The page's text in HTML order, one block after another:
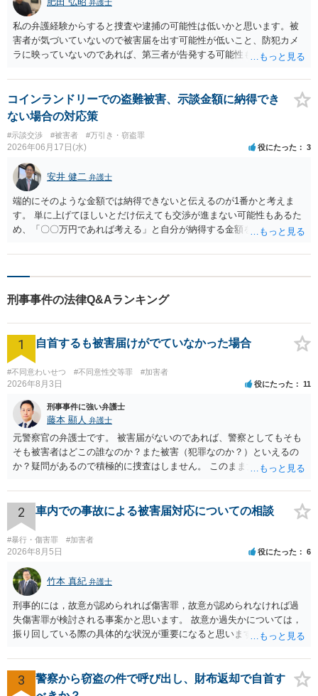
始したこと，被害者の方の疑問や示談の提案に対し弁護士として事前に調査
を進め，法的観点から誠実に回答し信頼関係を構築できたことが結果に大き
く影響した。 さらに，Aさんに反省を示す謝罪文を作成して頂き被害者の方
にに読んでもらった。その中で，Aさんが刑事処分を受けたくない理由に仕事
や家族のことがあることも述べていただいた。その結果，被害者の方が示談
弁護士
私の弁護経験からすると捜査や逮捕の可能性は低いかと思います。被
害者が気づいていないので被害届を出す可能性が低いこと、防犯カメ
ラに映っていないのであれば、第三者が告発する可能性も低いこと、
座る女性を盗撮(全体像写真1枚と5秒程度の動画)してしまいました。下
着や胸など強調したものではありません。」とありますが、少なくと
も捜査段階では性的姿態等撮影罪の被疑事実で逮捕勾留されるケース
が私の弁護経験では多くなった印象です（最終的には不起訴ないし各
都道府県の迷惑防止条例違反になることもあります）。2度としないこ
とをお勧めいたします。ご参考にしてください。
コインランドリーでの盗難被害、示談金額に納得でき
ない場合の対応策
#示談交渉 #被害者 #万引き・窃盗罪
2026年06月17日(水) 役にたった 3
安井 健二 弁護士
端的にそのような金額では納得できないと伝えるのが1番かと考えま
す。 単に上げてほしいとだけ伝えても交渉が進まない可能性もあるた
め、「〇〇万円であれば考える」と自分が納得する金額を伝えるのも
額(例えば100万円)を伝えても示談は進まないと思いますので注意が必
刑事事件の法律Q&Aランキング
1 自首するも被害届けがでていなかった場合
#不同意わいせつ #不同意性交等罪 #加害者
2026年8月3日 役にたった 11
刑事事件に強い弁護士
藤本 顯人 弁護士
元警察官の弁護士です。 被害届がないのであれば、警察としてもそも
そも被害者はどこの誰なのか？また被害（犯罪なのか？）といえるの
か？疑問があるので積極的に捜査はしません。 このまま女性から警察
2 車内での事故による被害届対応についての相談
#暴行・傷害罪 #加害者
2026年8月5日 役にたった 6
竹本 真紀 弁護士
刑事的には，故意が認められれば傷害罪，故意が認められなければ過
失傷害罪が検討される事案かと思います。 故意か過失かについては，
振り回している際の具体的な状況が重要になると思います。 民事的に
過失でも該当するでしょう。 因果関係（刑事も民事も影響あり）とし
ては，数週間経過している点も問題になるかもしれません。 因果関係
がなくなれば，評価の仕方が大きく変わります。 いずれにしまして
3
警察から窃盗の件で呼び出し、財布返却で自首す